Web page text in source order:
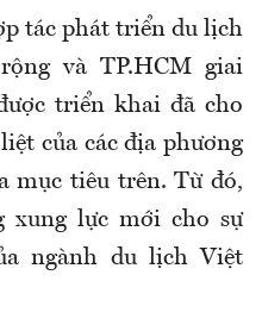
tác phát triển du lịch
và TP.HCM giai
triển khai đã cho
của các địa phương
mục tiêu trên. Từ đó,
xung lực mới cho sự
ngành du lịch Việt